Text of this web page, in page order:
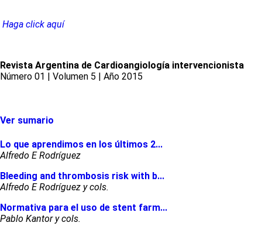
Haga click aquí
Revista Argentina de Cardioangiología intervencionista
Número 01 | Volumen 5 | Año 2015
Ver sumario
Lo que aprendimos en los últimos 2...
Alfredo E Rodríguez
Bleeding and thrombosis risk with b...
Alfredo E Rodríguez y cols.
Normativa para el uso de stent farm...
Pablo Kantor y cols.